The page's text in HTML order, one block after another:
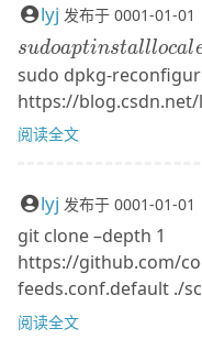
lyj 发布于 0001-01-01
sudo
apt
install
locales
sudoaptinstalllocal
sudo dpkg-
https://
401524
阅读全文
lyj 发布于 0001-01-01
git clone –depth 1
https://github.com/
feeds.conf.default ./
./scripts/feeds update
阅读全文